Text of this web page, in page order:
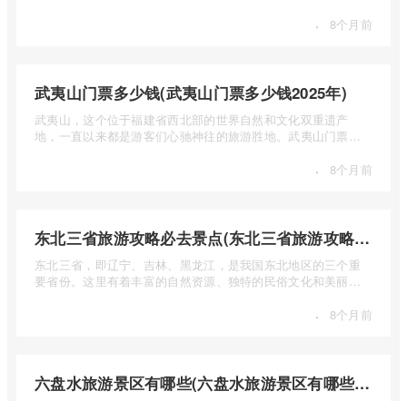
· 8个月前
武夷山门票多少钱(武夷山门票多少钱2025年)
武夷山，这个位于福建省西北部的世界自然和文化双重遗产
地，一直以来都是游客们心驰神往的旅游胜地。武夷山门票多
· 8个月前
东北三省旅游攻略必去景点(东北三省旅游攻略必去景点视频介绍)
东北三省，即辽宁、吉林、黑龙江，是我国东北地区的三个重
要省份。这里有着丰富的自然资源、独特的民俗文化和美丽的
· 8个月前
六盘水旅游景区有哪些(六盘水旅游景区有哪些景点值得去)